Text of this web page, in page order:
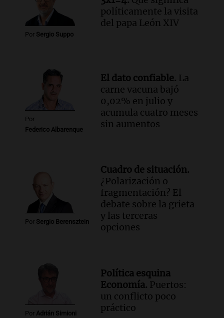
Por Sergio Suppo
políticamente la visita
del papa León XIV
Por
Federico Albarenque
El dato confiable. La
carne vacuna bajó
0,02% en julio y
acumula cuatro meses
sin aumentos
Por Sergio Berensztein
Cuadro de situación.
¿Polarización o
fragmentación? El
debate sobre la grieta
y las terceras
opciones
Por Adrián Simioni
Política esquina
Economía. Puertos:
un conflicto poco
práctico